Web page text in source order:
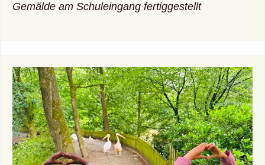
Gemälde am Schuleingang fertiggestellt